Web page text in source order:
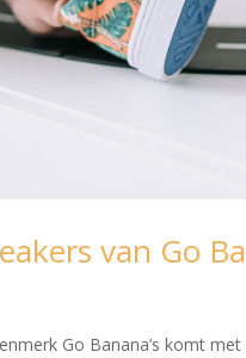
van Go
Go Banana’s komt